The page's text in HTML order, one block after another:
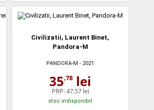
Civilizatii, Laurent Binet,
Pandora-M
PANDORA-M - 2021
35,78 lei
PRP:47,57 lei
stoc indisponibil